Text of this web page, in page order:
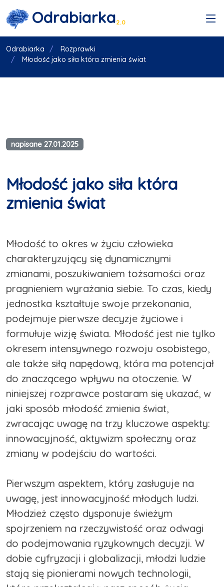
Odrabiarka2.0
Odrabiarka
Rozprawki
Młodość jako siła która zmienia świat
napisane 27.01.2025
Młodość jako siła która
zmienia świat
Młodość to okres w życiu człowieka
charakteryzujący się dynamicznymi
zmianami, poszukiwaniem tożsamości oraz
pragnieniem wyrażania siebie. To czas, kiedy
jednostka kształtuje swoje przekonania,
podejmuje pierwsze decyzje życiowe i
formułuje wizję świata. Młodość jest nie tylko
okresem intensywnego rozwoju osobistego,
ale także siłą napędową, która ma potencjał
do znaczącego wpływu na otoczenie. W
niniejszej rozprawce postaram się ukazać, w
jaki sposób młodość zmienia świat,
zwracając uwagę na trzy kluczowe aspekty:
innowacyjność, aktywizm społeczny oraz
zmiany w podejściu do wartości.
Pierwszym aspektem, który zasługuje na
uwagę, jest innowacyjność młodych ludzi.
Młodzież często dysponuje świeżym
spojrzeniem na rzeczywistość oraz odwagi
do podejmowania ryzykownych decyzji. W
dobie cyfryzacji i globalizacji, młodzi ludzie
stają się pionierami nowych technologii,